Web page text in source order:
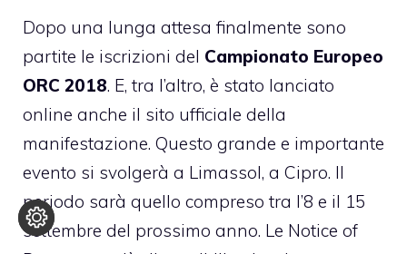
Dopo una lunga attesa finalmente sono
partite le iscrizioni del Campionato Europeo
ORC 2018. E, tra l’altro, è stato lanciato
online anche il sito ufficiale della
manifestazione. Questo grande e importante
evento si svolgerà a Limassol, a Cipro. Il
periodo sarà quello compreso tra l’8 e il 15
settembre del prossimo anno. Le Notice of